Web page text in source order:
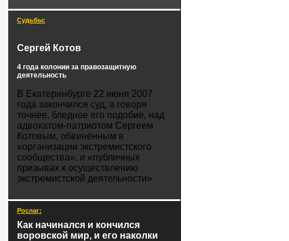
Судьбы:
Сергей Котов
4 года колонии за правозащитную
деятельность
В Екатеринбурге 22 июня 2007
года закончился суд, а говоря
точнее, бледное его подобие, над
адвокатом-патриотом Сергеем
Котовым, обвинённым в
«организации экстремистского
сообщества», и «публичных
призывах к осуществлению
экстремистской деятельности»
Рослаг:
Как начинался и кончился
воровской мир, и его наколки